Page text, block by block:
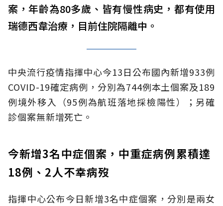
案，年齡為80多歲、皆有慢性病史，都有使用
瑞德西韋治療，目前住院隔離中。
中央流行疫情指揮中心今13日公布國內新增933例
COVID-19確定病例，分別為744例本土個案及189
例境外移入（95例為航班落地採檢陽性）；另確
診個案無新增死亡。
今新增3名中症個案，中重症病例累積達
18例、2人不幸病歿
指揮中心公布今日新增3名中症個案，分別是兩女